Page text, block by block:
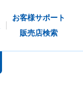
お客様サポート
販売店検索